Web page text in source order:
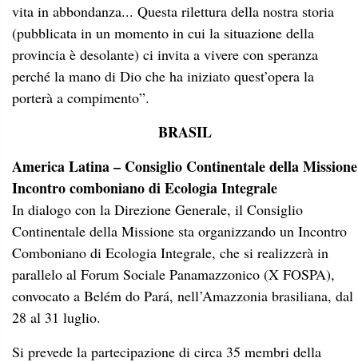
vita in abbondanza... Questa rilettura della nostra storia
(pubblicata in un momento in cui la situazione della
provincia è desolante) ci invita a vivere con speranza
perché la mano di Dio che ha iniziato quest’opera la
porterà a compimento”.
BRASIL
America Latina – Consiglio Continentale della Missione
Incontro comboniano di Ecologia Integrale
In dialogo con la Direzione Generale, il Consiglio
Continentale della Missione sta organizzando un Incontro
Comboniano di Ecologia Integrale, che si realizzerà in
parallelo al Forum Sociale Panamazzonico (X FOSPA),
convocato a Belém do Pará, nell’Amazzonia brasiliana, dal
28 al 31 luglio.
Si prevede la partecipazione di circa 35 membri della